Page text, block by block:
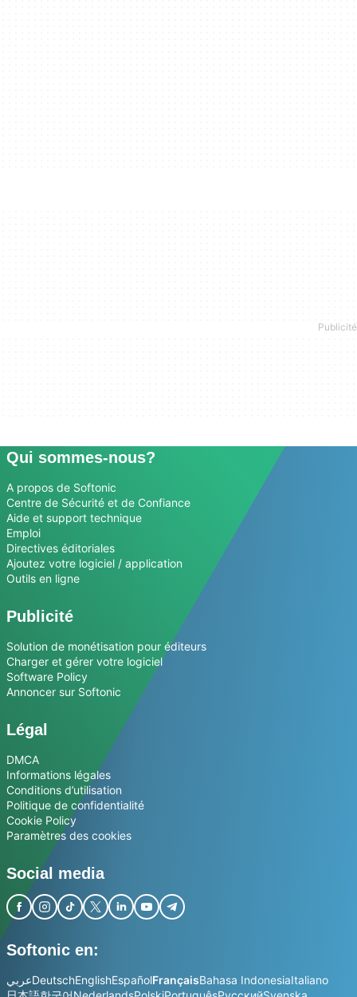
Qui sommes-nous?
A propos de Softonic
Centre de Sécurité et de Confiance
Aide et support technique
Emploi
Directives éditoriales
Ajoutez votre logiciel / application
Outils en ligne
Publicité
Solution de monétisation pour éditeurs
Charger et gérer votre logiciel
Software Policy
Annoncer sur Softonic
Légal
DMCA
Informations légales
Conditions d’utilisation
Politique de confidentialité
Cookie Policy
Paramètres des cookies
Social media
Softonic en:
عربيDeutschEnglishEspañolFrançaisBahasa IndonesiaItaliano